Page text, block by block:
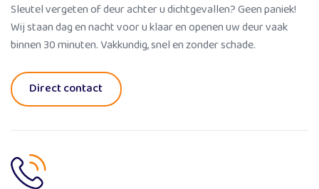
Sleutel vergeten of deur achter u dichtgevallen? Geen paniek!
Wij staan dag en nacht voor u klaar en openen uw deur vaak
binnen 30 minuten. Vakkundig, snel en zonder schade.
Direct contact